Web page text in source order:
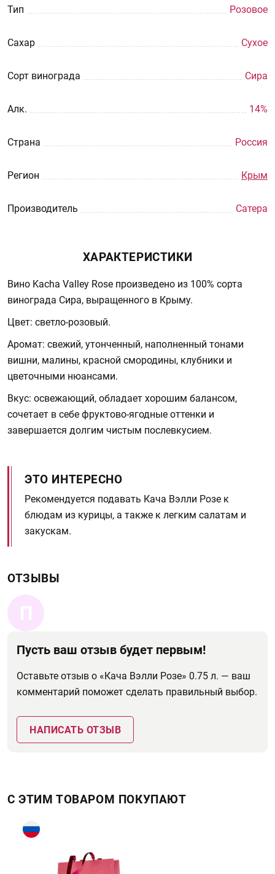
Тип Розовое
Сахар Сухое
Сорт винограда Сира
Aлк. 14%
Страна Россия
Регион Крым
Производитель Сатера
ХАРАКТЕРИСТИКИ
Вино Kacha Valley Rose произведено из 100% сорта
винограда Сира, выращенного в Крыму.
Цвет: светло-розовый.
Аромат: свежий, утонченный, наполненный тонами
вишни, малины, красной смородины, клубники и
цветочными нюансами.
Вкус: освежающий, обладает хорошим балансом,
сочетает в себе фруктово-ягодные оттенки и
завершается долгим чистым послевкусием.
ЭТО ИНТЕРЕСНО
Рекомендуется подавать Кача Вэлли Розе к
блюдам из курицы, а также к легким салатам и
закускам.
ОТЗЫВЫ
П
Пусть ваш отзыв будет первым!
Оставьте отзыв о «Кача Вэлли Розе» 0.75 л. — ваш
комментарий поможет сделать правильный выбор.
НАПИСАТЬ ОТЗЫВ
С ЭТИМ ТОВАРОМ ПОКУПАЮТ